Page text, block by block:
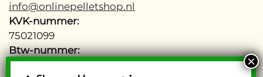
info@onlinepelletshop.nl
KVK-nummer:
75021099
Btw-nummer:
NL002755277B48